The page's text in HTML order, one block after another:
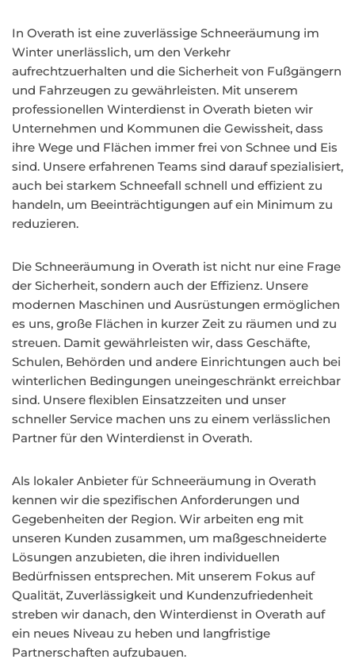
In Overath ist eine zuverlässige Schneeräumung im
Winter unerlässlich, um den Verkehr
aufrechtzuerhalten und die Sicherheit von Fußgängern
und Fahrzeugen zu gewährleisten. Mit unserem
professionellen Winterdienst in Overath bieten wir
Unternehmen und Kommunen die Gewissheit, dass
ihre Wege und Flächen immer frei von Schnee und Eis
sind. Unsere erfahrenen Teams sind darauf spezialisiert,
auch bei starkem Schneefall schnell und effizient zu
handeln, um Beeinträchtigungen auf ein Minimum zu
reduzieren.
Die Schneeräumung in Overath ist nicht nur eine Frage
der Sicherheit, sondern auch der Effizienz. Unsere
modernen Maschinen und Ausrüstungen ermöglichen
es uns, große Flächen in kurzer Zeit zu räumen und zu
streuen. Damit gewährleisten wir, dass Geschäfte,
Schulen, Behörden und andere Einrichtungen auch bei
winterlichen Bedingungen uneingeschränkt erreichbar
sind. Unsere flexiblen Einsatzzeiten und unser
schneller Service machen uns zu einem verlässlichen
Partner für den Winterdienst in Overath.
Als lokaler Anbieter für Schneeräumung in Overath
kennen wir die spezifischen Anforderungen und
Gegebenheiten der Region. Wir arbeiten eng mit
unseren Kunden zusammen, um maßgeschneiderte
Lösungen anzubieten, die ihren individuellen
Bedürfnissen entsprechen. Mit unserem Fokus auf
Qualität, Zuverlässigkeit und Kundenzufriedenheit
streben wir danach, den Winterdienst in Overath auf
ein neues Niveau zu heben und langfristige
Partnerschaften aufzubauen.